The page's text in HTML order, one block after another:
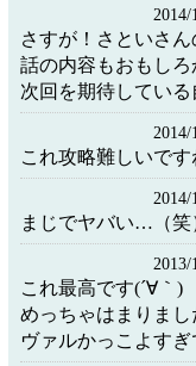
2014/
さすが！さといさ
話の内容もおもしろ
次回を期待してい
2014/
これ攻略難しいです
2014/
まじでヤバい…（笑
2013/
これ最高です(´∀｀)
めっちゃはまりま
ヴァルかっこよすぎ